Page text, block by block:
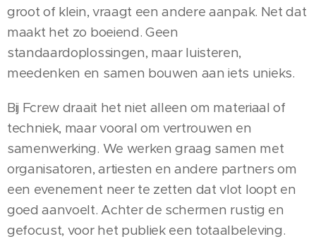
groot of klein, vraagt een andere aanpak. Net dat
maakt het zo boeiend. Geen
standaardoplossingen, maar luisteren,
meedenken en samen bouwen aan iets unieks.
Bij Fcrew draait het niet alleen om materiaal of
techniek, maar vooral om vertrouwen en
samenwerking. We werken graag samen met
organisatoren, artiesten en andere partners om
een evenement neer te zetten dat vlot loopt en
goed aanvoelt. Achter de schermen rustig en
gefocust, voor het publiek een totaalbeleving.